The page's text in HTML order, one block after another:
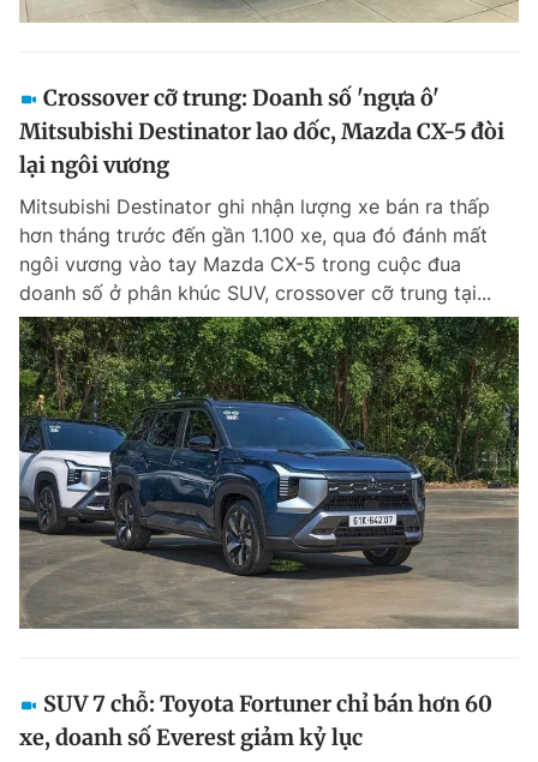
Crossover cỡ trung: Doanh số 'ngựa ô'
Mitsubishi Destinator lao dốc, Mazda CX-5 đòi
lại ngôi vương
Mitsubishi Destinator ghi nhận lượng xe bán ra thấp
hơn tháng trước đến gần 1.100 xe, qua đó đánh mất
ngôi vương vào tay Mazda CX-5 trong cuộc đua
doanh số ở phân khúc SUV, crossover cỡ trung tại...
SUV 7 chỗ: Toyota Fortuner chỉ bán hơn 60
xe, doanh số Everest giảm kỷ lục